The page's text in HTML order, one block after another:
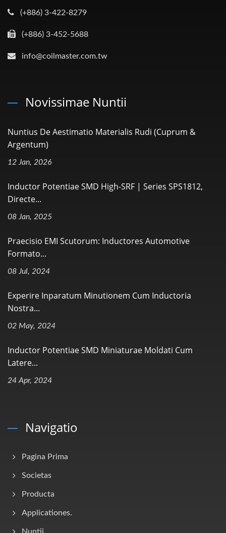
(+886) 3-422-8279
(+886) 3-452-5688
info@coilmaster.com.tw
Novissimae Nuntii
Nuntius De Aestimatio Materialis Rudi (Cuprum &
Argentum)
12 Jan, 2026
Inductor Potentiae SMD High-SRF | Series SPS1812,
Directe...
08 Jan, 2025
Praecisio EMI Scutorum: Inductores Automotive
Formato...
08 Jul, 2024
Experire Inparatum Minutionem Cum Inductoria
Nostra...
02 May, 2024
Inductor Potentiae SMD Miniaturae Moldati Cum
Latere...
24 Apr, 2024
Navigatio
Pagina Prima
Societas
Producta
Applicationes.